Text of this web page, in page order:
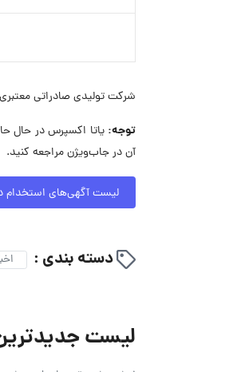
شرکت تولیدی صادراتی
توجه:
آن در جاب‌ویژن مراجعه کنید.
لیست آگهی‌های استخدام
دسته بندی :
لیست جدیدترین